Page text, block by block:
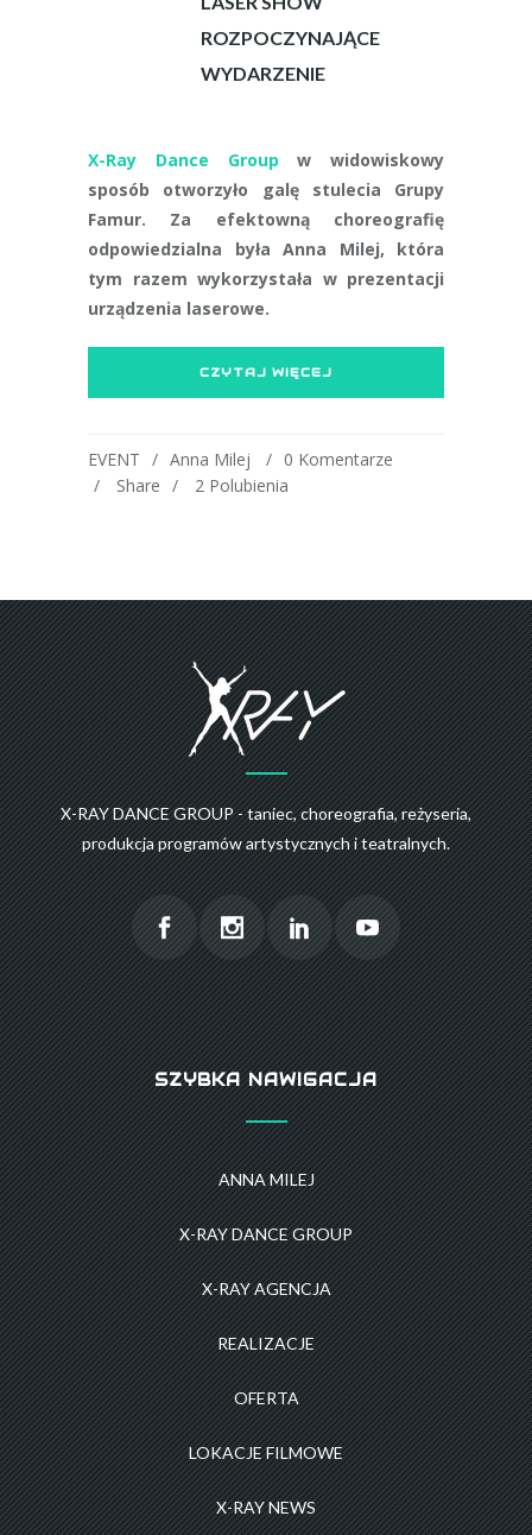
ROZPOCZYNAJĄCE
WYDARZENIE
X-Ray Dance Group w widowiskowy
sposób otworzyło galę stulecia Grupy
Famur. Za efektowną choreografię
odpowiedzialna była Anna Milej, która
tym razem wykorzystała w prezentacji
urządzenia laserowe.
CZYTAJ WIĘCEJ
EVENT Anna Milej
0 Komentarze
Share
2 Polubienia
X-RAY DANCE GROUP - taniec, choreografia, reżyseria,
produkcja programów artystycznych i teatralnych.
SZYBKA NAWIGACJA
ANNA MILEJ
X-RAY DANCE GROUP
X-RAY AGENCJA
REALIZACJE
OFERTA
LOKACJE FILMOWE
X-RAY NEWS